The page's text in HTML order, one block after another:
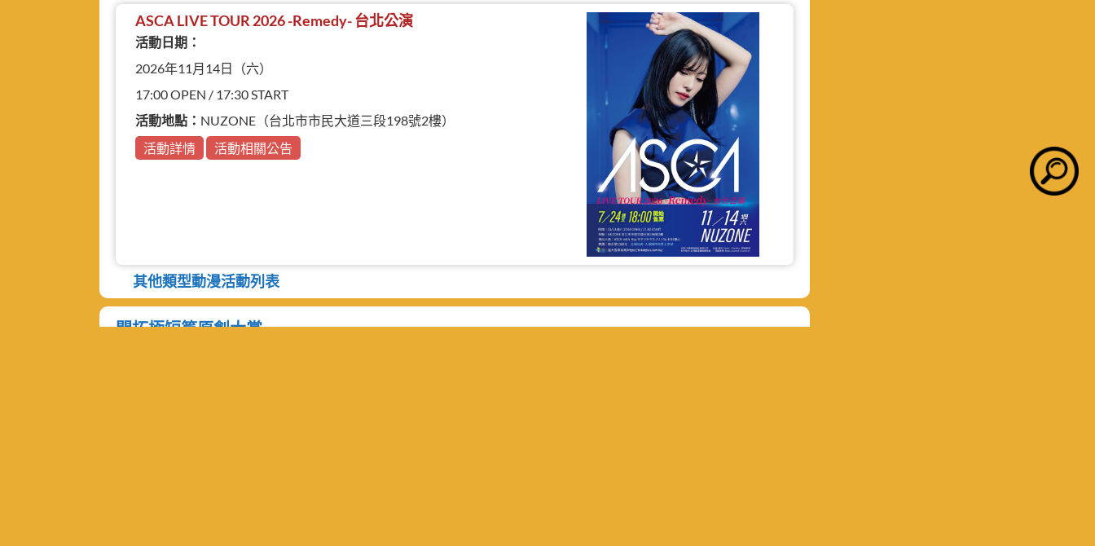
ASCA LIVE TOUR 2026 -Remedy- 台北公演
活動日期：
2026年11月14日（六）
17:00 OPEN / 17:30 START
活動地點： NUZONE（台北市市民大道三段198號2樓）
活動詳情
活動相關公告
其他類型動漫活動列表
開拓極短篇原創大賞